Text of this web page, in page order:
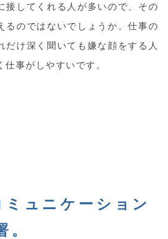
接してくれる人が多いので、その
るのではないでしょうか。仕事の
だけ深く聞いても嫌な顔をする人
事がしやすいです。
ュニケーション
。